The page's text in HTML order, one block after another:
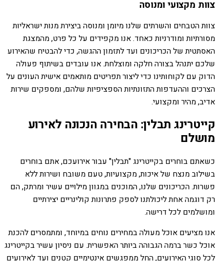
צוות מקצועי ומנוסה
צוות הטבחים והשרתים שלנו מיומן ומנוסה ביצירת מנות ישראליות
מסורתיות ומודרניות כאחד. אנו מקפידים על כל פרט, מהמצגת
האסתטית של הכריכונים ועד לתזמון ההגשה, כדי להבטיח שהאירוע
שלכם יתנהל בצורה חלקה ומוצלחת. אנו עובדים בשיתוף פעולה
הדוק עם לקוחותינו כדי ליצור תפריטים מותאמים אישית העונים על
הצרכים וההעדפות התזונתיות הספציפיות שלהם, ומספקים שירות
אדיב, מהיר ומקצועי.
קייטרינג תבלין: הבחירה הנכונה לאירוע
מושלם
כשאתם בוחרים בקייטרינג "תבלין" עבור אירועכם, אתם בוחרים
בשילוב מנצח של איכות, מקצועיות, טעם משובח ושירות ללא
פשרות. הכריכונים שלנו, המוכנים במגוון מילויים עשיר ומרתק, הם
רק דוגמה אחת ליכולתנו לספק פתרונות קולינריים יצירתיים
ומושלמים לכל דרישה.
אנו מציעים אוכל מעולה במחירים נוחים במיוחד, ומתמסרים להכנת
אוכל כשר ברמה הגבוהה ביותר האפשרית. עם ניסיון עשיר בקייטרינג
לכל סוגי האירועים, החל ממפגשים אינטימיים קטנים ועד לאירועים